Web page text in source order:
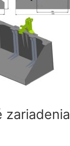
zariadenia